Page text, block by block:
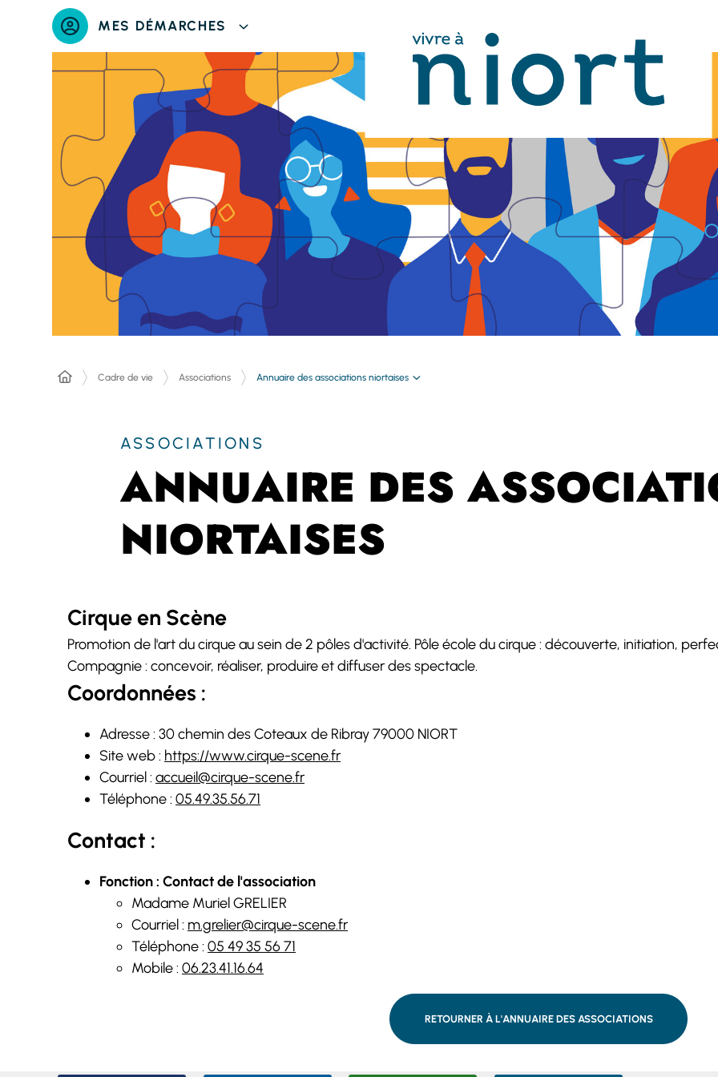
Panneau de gestion des cookies
MES DÉMARCHES
Cadre de vie Associations Annuaire des associations niortaises
ASSOCIATIONS
ANNUAIRE DES
NIORTAISES
Cirque en Scène
Promotion de l'art du cirque au sein de 2 pôles d'activité. Pôle école du cirque : découverte, initiation, perfectionnement aux arts du cirque. Pôle
Compagnie : concevoir, réaliser, produire et diffuser des spectacle.
Coordonnées :
Adresse : 30 chemin des Coteaux de Ribray 79000 NIORT
Site web : https://www.cirque-scene.fr
Courriel : accueil@cirque-scene.fr
Téléphone : 05.49.35.56.71
Contact :
Fonction : Contact de l'association
Madame Muriel GRELIER
Courriel : m.grelier@cirque-scene.fr
Téléphone : 05 49 35 56 71
Mobile : 06.23.41.16.64
RETOURNER À L'ANNUAIRE DES ASSOCIATIONS